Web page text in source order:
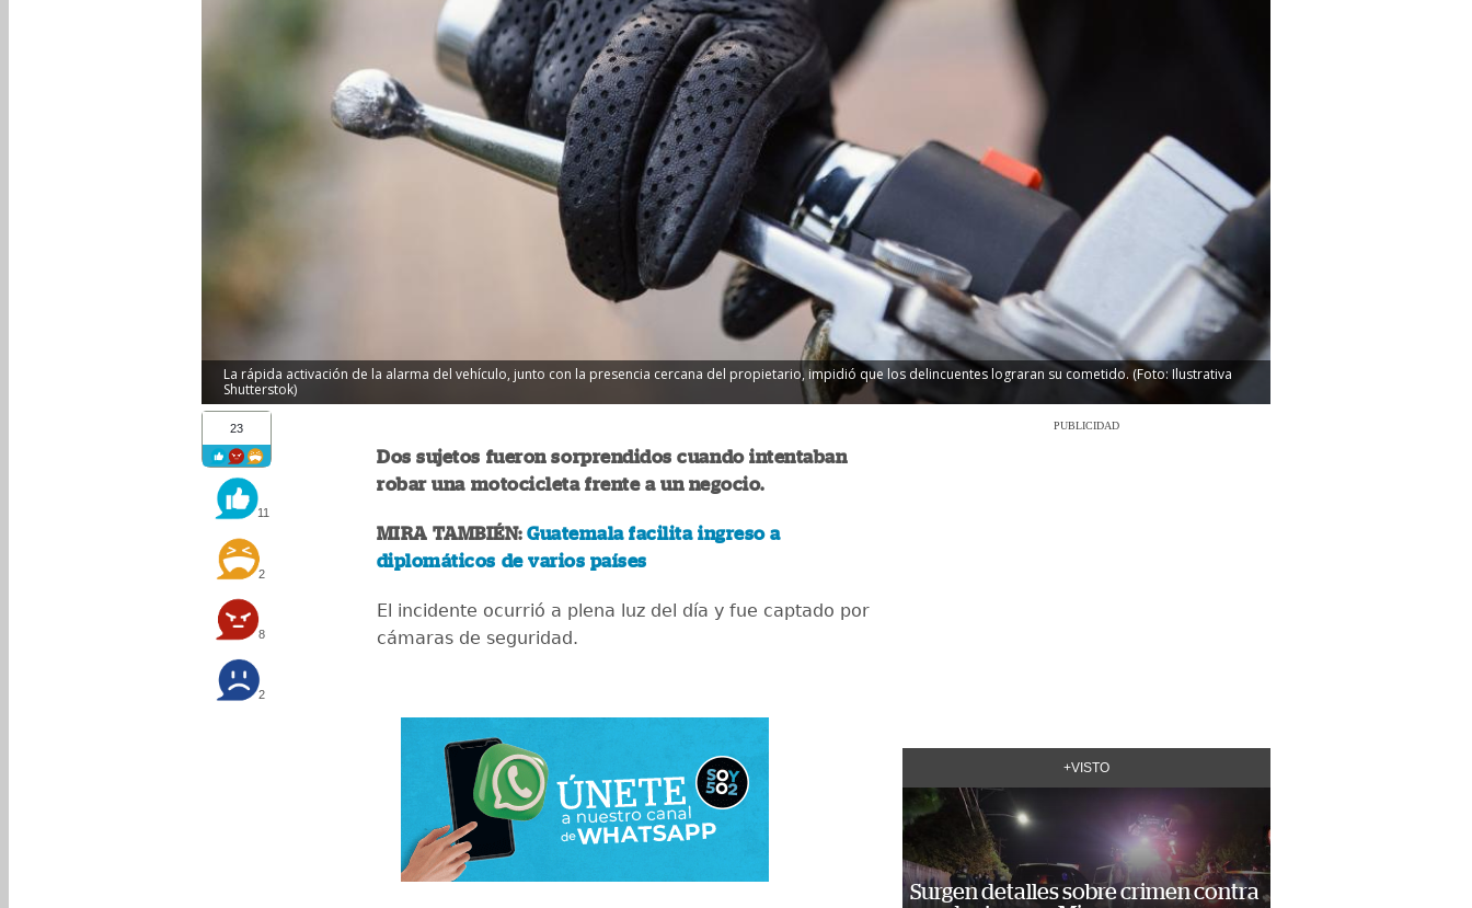
La rápida activación de la alarma del vehículo, junto con la presencia cercana del propietario, impidió que los delincuentes lograran su cometido. (Foto: Ilustrativa
Shutterstok)
23
11
2
8
2
Dos sujetos fueron sorprendidos cuando intentaban
robar una motocicleta frente a un negocio.
MIRA TAMBIÉN:Guatemala facilita ingreso a
diplomáticos de varios países
El incidente ocurrió a plena luz del día y fue captado por
cámaras de seguridad.
PUBLICIDAD
+VISTO
Surgen detalles sobre crimen contra